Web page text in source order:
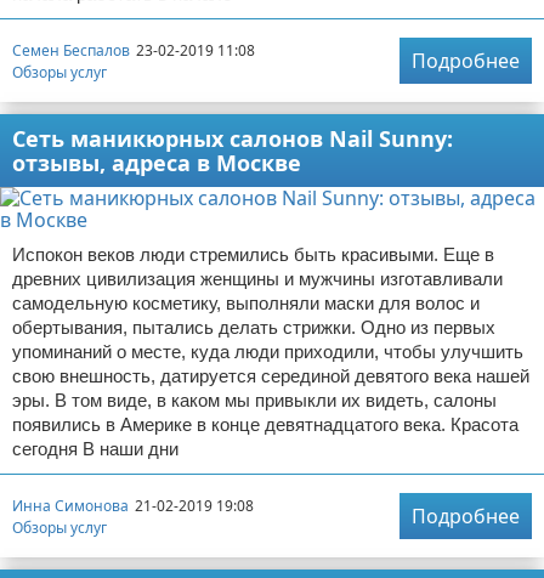
Семен Беспалов 23-02-2019 11:08
Обзоры услуг
Подробнее
Сеть маникюрных салонов Nail Sunny:
отзывы, адреса в Москве
Испокон веков люди стремились быть красивыми. Еще в
древних цивилизация женщины и мужчины изготавливали
самодельную косметику, выполняли маски для волос и
обертывания, пытались делать стрижки. Одно из первых
упоминаний о месте, куда люди приходили, чтобы улучшить
свою внешность, датируется серединой девятого века нашей
эры. В том виде, в каком мы привыкли их видеть, салоны
появились в Америке в конце девятнадцатого века. Красота
сегодня В наши дни
Инна Симонова 21-02-2019 19:08
Обзоры услуг
Подробнее